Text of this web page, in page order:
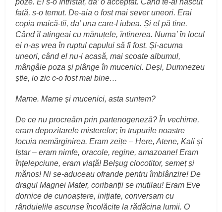
poze. El s-o întristat, da’ o acceptat. Când te-ai născut
fată, s-o temut. De-aia o fost mai sever uneori. Erai
copia maică-tii, da’ una care-l iubea. Și el pă tine.
Când îl atingeai cu mânuțele, întinerea. Numa’ în locul
ei n-aș vrea în ruptul capului să fi fost. Și-acuma
uneori, când el nu-i acasă, mai scoate albumul,
mângâie poza și plânge în mucenici. Deși, Dumnezeu
știe, io zic c-o fost mai bine…
Mame. Mame și mucenici, asta suntem?
De ce nu procreăm prin partenogeneză? În vechime,
eram depozitarele misterelor; în trupurile noastre
locuia nemărginirea. Eram zeițe – Here, Atene, Kali și
Iștar – eram nimfe, oracole, regine, amazoane! Eram
înțelepciune, eram viață! Belșug clocotitor, semeț și
mănos! Ni se-aduceau ofrande pentru îmblânzire! De
dragul Magnei Mater, coribanții se mutilau! Eram Eve
dornice de cunoaștere, inițiate, conversam cu
rânduielile ascunse încolăcite la rădăcina lumii. O